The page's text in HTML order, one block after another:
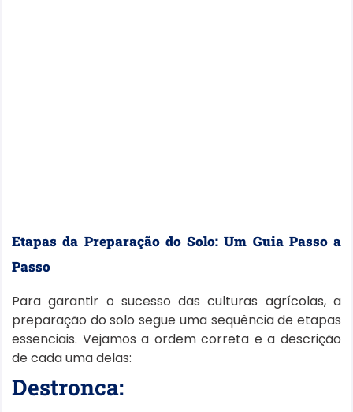
Etapas da Preparação do Solo: Um Guia Passo a
Passo
Para garantir o sucesso das culturas agrícolas, a
preparação do solo segue uma sequência de etapas
essenciais. Vejamos a ordem correta e a descrição
de cada uma delas:
Destronca: